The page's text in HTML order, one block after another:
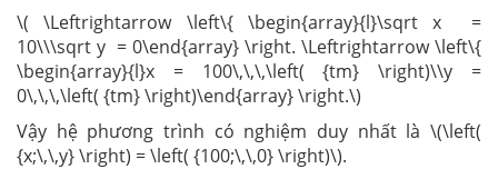
\( \Leftrightarrow \left\{ \begin{array}{l}\sqrt x =
10\\\sqrt y = 0\end{array} \right. \Leftrightarrow \left\{
\begin{array}{l}x = 100\,\,\,\left( {tm} \right)\\y =
0\,\,\,\left( {tm} \right)\end{array} \right.\)
Vậy hệ phương trình có nghiệm duy nhất là \(\left(
{x;\,\,y} \right) = \left( {100;\,\,0} \right)\).